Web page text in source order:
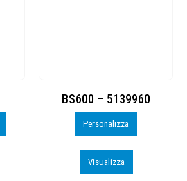
BS600 – 5139960
Personalizza
Visualizza